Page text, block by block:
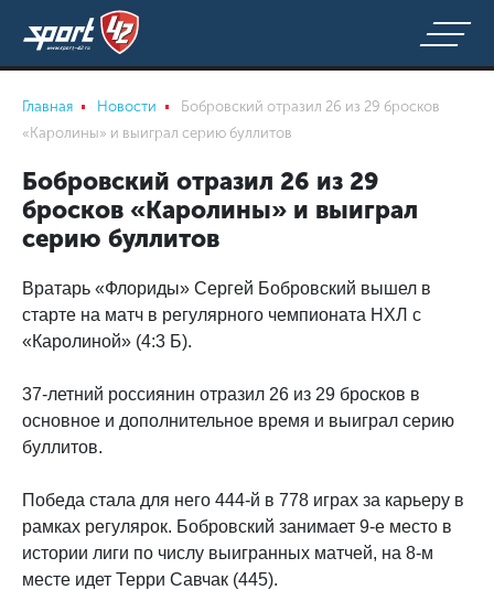
Главная Новости
Бобровский отразил 26 из 29 бросков
«Каролины» и выиграл серию буллитов
Бобровский отразил 26 из 29
бросков «Каролины» и выиграл
серию буллитов
Вратарь «Флориды» Сергей Бобровский вышел в
старте на матч в регулярного чемпионата НХЛ с
«Каролиной» (4:3 Б).
37-летний россиянин отразил 26 из 29 бросков в
основное и дополнительное время и выиграл серию
буллитов.
Победа стала для него 444-й в 778 играх за карьеру в
рамках регулярок. Бобровский занимает 9-е место в
истории лиги по числу выигранных матчей, на 8-м
месте идет Терри Савчак (445).